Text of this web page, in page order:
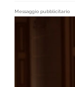
Messaggio pubblicitario